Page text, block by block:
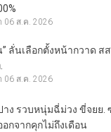
06 ส.ค. 2026
” ลั่นเลือกตั้งหน้ากวาด ส
06 ส.ค. 2026
ง รวบหนุ่มฉี่ม่วง ขี่จยย.
อกจากคุกไม่ถึงเดือน